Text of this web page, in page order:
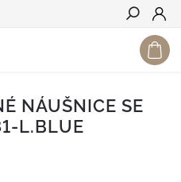
Hledat
NÁUŠNICE SE
L.BLUE